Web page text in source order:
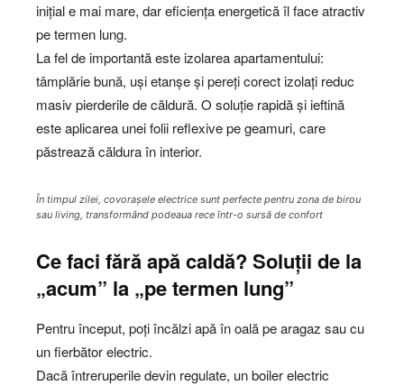
inițial e mai mare, dar eficiența energetică îl face atractiv
pe termen lung.
La fel de importantă este izolarea apartamentului:
tâmplărie bună, uși etanșe și pereți corect izolați reduc
masiv pierderile de căldură. O soluție rapidă și ieftină
este aplicarea unei folii reflexive pe geamuri, care
păstrează căldura în interior.
În timpul zilei, covorașele electrice sunt perfecte pentru zona de birou
sau living, transformând podeaua rece într-o sursă de confort
Ce faci fără apă caldă? Soluții de la
„acum” la „pe termen lung”
Pentru început, poți încălzi apă în oală pe aragaz sau cu
un fierbător electric.
Dacă întreruperile devin regulate, un boiler electric